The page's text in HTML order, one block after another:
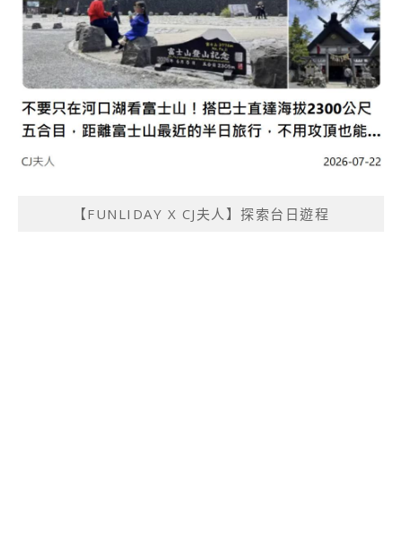
【FUNLIDAY X CJ夫人】探索台日遊程